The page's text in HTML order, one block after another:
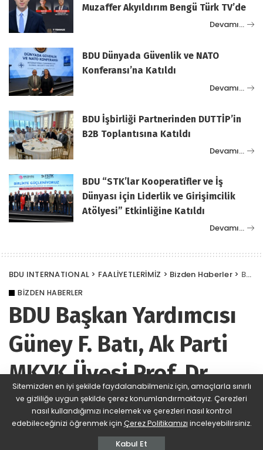
Muzaffer Akyıldırım Bengü Türk TV’de
Devamı…
BDU Dünyada Güvenlik ve NATO
Konferansı’na Katıldı
Devamı…
BDU İşbirliği Partnerinden DUTTİP’in
B2B Toplantısına Katıldı
Devamı…
BDU “STK’lar Kooperatifler ve İş
Dünyası için Liderlik ve Girişimcilik
Atölyesi” Etkinliğine Katıldı
Devamı…
BDU INTERNATIONAL > FAALİYETLERİMİZ > Bizden Haberler> BDU Başkan Yardımcısı Güney F. Batı, Ak Parti MKYK Üyesi Prof. Dr. Cüneyt Yüksel’in Davetine Katıldı
BIZDEN HABERLER
BDU Başkan Yardımcısı
Güney F. Batı, Ak Parti
MKYK Üyesi Prof. Dr.
Cüneyt Yüksel’in
Davetine Katıldı
Sitemizden en iyi şekilde faydalanabilmeniz için, amaçlarla sınırlı
ve gizliliğe uygun şekilde çerez konumlandırmaktayız. Çerezleri
nasıl kullandığımızı incelemek ve çerezleri nasıl kontrol
edebileceğinizi öğrenmek için Çerez Politikamızı inceleyebilirsiniz.
Kabul Et